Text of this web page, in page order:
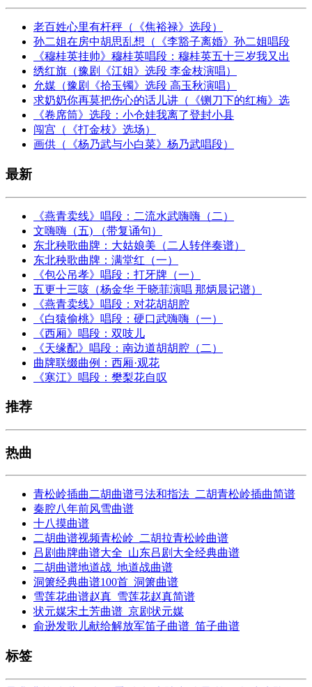
老百姓心里有杆秤（《焦裕禄》选段）
孙二姐在房中胡思乱想（《李豁子离婚》孙二姐唱段
《穆桂英挂帅》穆桂英唱段：穆桂英五十三岁我又出
绣红旗（豫剧《江姐》选段 李金枝演唱）
允媒（豫剧《拾玉镯》选段 高玉秋演唱）
求奶奶你再莫把伤心的话儿讲（《铡刀下的红梅》选
《卷席筒》选段：小仓娃我离了登封小县
闯宫（《打金枝》选场）
画供（《杨乃武与小白菜》杨乃武唱段）
最新
《燕青卖线》唱段：二流水武嗨嗨（二）
文嗨嗨（五) （带复诵句）
东北秧歌曲牌：大姑娘美（二人转伴奏谱）
东北秧歌曲牌：满堂红（一）
《包公吊孝》唱段：打牙牌（一）
五更十三咳（杨金华 于晓菲演唱 那炳晨记谱）
《燕青卖线》唱段：对花胡胡腔
《白猿偷桃》唱段：硬口武嗨嗨（一）
《西厢》唱段：双吱儿
《天缘配》唱段：南边道胡胡腔（二）
曲牌联缀曲例：西厢·观花
《寒江》唱段：樊梨花自叹
推荐
热曲
青松岭插曲二胡曲谱弓法和指法_二胡青松岭插曲简谱
秦腔八年前风雪曲谱
十八摸曲谱
二胡曲谱视频青松岭_二胡拉青松岭曲谱
吕剧曲牌曲谱大全_山东吕剧大全经典曲谱
二胡曲谱地道战_地道战曲谱
洞箫经典曲谱100首_洞箫曲谱
雪莲花曲谱赵真_雪莲花赵真简谱
状元媒宋土芳曲谱_京剧状元媒
俞逊发歌儿献给解放军笛子曲谱_笛子曲谱
标签